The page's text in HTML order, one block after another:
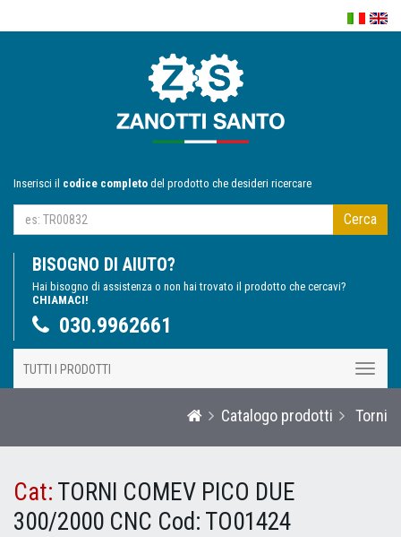
Inserisci il codice completo del prodotto che desideri ricercare
Cerca
BISOGNO DI AIUTO?
Hai bisogno di assistenza o non hai trovato il prodotto che cercavi?
CHIAMACI!
030.9962661
TUTTI I PRODOTTI
Catalogo prodotti Torni
Cat: TORNI COMEV PICO DUE
300/2000 CNC Cod: TO01424